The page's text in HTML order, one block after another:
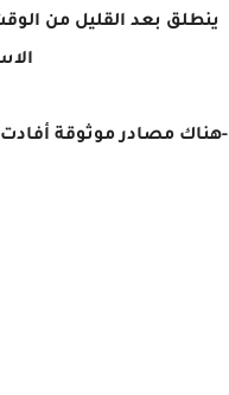
ينطلق بعد القليل من
-هناك مصادر موثوقة